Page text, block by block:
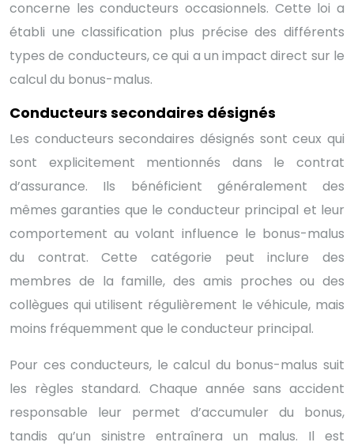
concerne les conducteurs occasionnels. Cette loi a
établi une classification plus précise des différents
types de conducteurs, ce qui a un impact direct sur le
calcul du bonus-malus.
Conducteurs secondaires désignés
Les conducteurs secondaires désignés sont ceux qui
sont explicitement mentionnés dans le contrat
d’assurance. Ils bénéficient généralement des
mêmes garanties que le conducteur principal et leur
comportement au volant influence le bonus-malus
du contrat. Cette catégorie peut inclure des
membres de la famille, des amis proches ou des
collègues qui utilisent régulièrement le véhicule, mais
moins fréquemment que le conducteur principal.
Pour ces conducteurs, le calcul du bonus-malus suit
les règles standard. Chaque année sans accident
responsable leur permet d’accumuler du bonus,
tandis qu’un sinistre entraînera un malus. Il est